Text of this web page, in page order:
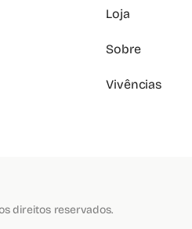
Loja
Sobre
Vivências
direitos reservados.